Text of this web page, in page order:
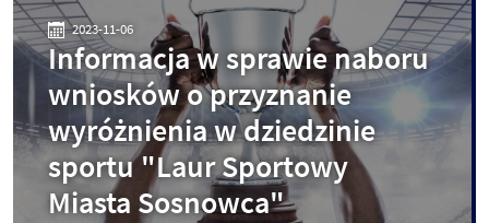
2023-11-06
Informacja w sprawie naboru
wniosków o przyznanie
wyróżnienia w dziedzinie
sportu "Laur Sportowy
Miasta Sosnowca"